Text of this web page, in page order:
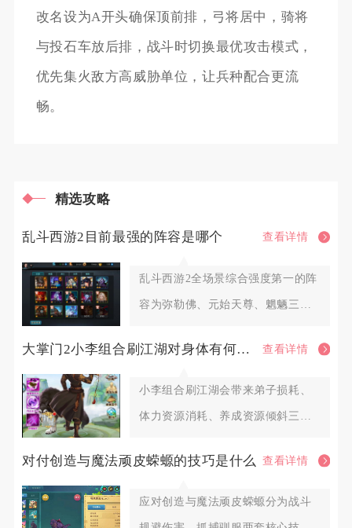
改名设为A开头确保顶前排，弓将居中，骑将
与投石车放后排，战斗时切换最优攻击模式，
优先集火敌方高威胁单位，让兵种配合更流
畅。
精选攻略
乱斗西游2目前最强的阵容是哪个 查看详情
乱斗西游2全场景综合强度第一的阵
容为弥勒佛、元始天尊、魍魉三英
大掌门2小李组合刷江湖对身体有何影响 查看详情
小李组合刷江湖会带来弟子损耗、
体力资源消耗、养成资源倾斜三大
对付创造与魔法顽皮蝾螈的技巧是什么 查看详情
应对创造与魔法顽皮蝾螈分为战斗